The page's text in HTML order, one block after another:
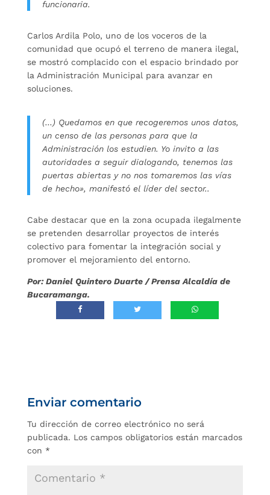
funcionaria.
Carlos Ardila Polo, uno de los voceros de la
comunidad que ocupó el terreno de manera ilegal,
se mostró complacido con el espacio brindado por
la Administración Municipal para avanzar en
soluciones.
(…) Quedamos en que recogeremos unos datos,
un censo de las personas para que la
Administración los estudien. Yo invito a las
autoridades a seguir dialogando, tenemos las
puertas abiertas y no nos tomaremos las vías
de hecho», manifestó el líder del sector..
Cabe destacar que en la zona ocupada ilegalmente
se pretenden desarrollar proyectos de interés
colectivo para fomentar la integración social y
promover el mejoramiento del entorno.
Por: Daniel Quintero Duarte / Prensa Alcaldía de
Bucaramanga.
Enviar comentario
Tu dirección de correo electrónico no será
publicada. Los campos obligatorios están marcados
con *